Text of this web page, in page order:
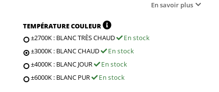
En savoir plus
TEMPÉRATURE COULEUR
±2700K : BLANC TRÈS CHAUD
En stock
±3000K : BLANC CHAUD
En stock
±4000K : BLANC JOUR
En stock
±6000K : BLANC PUR
En stock